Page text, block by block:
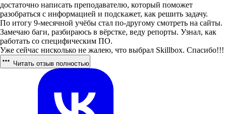
достаточно написать преподавателю, который поможет
разобраться с информацией и подскажет, как решить задачу.
По итогу 9-месячной учёбы стал по-другому смотреть на сайты.
Замечаю баги, разбираюсь в вёрстке, веду репорты. Узнал, как
работать со специфическим ПО.
Уже сейчас нисколько не жалею, что выбрал Skillbox. Спасибо!!!
Читать отзыв полностью